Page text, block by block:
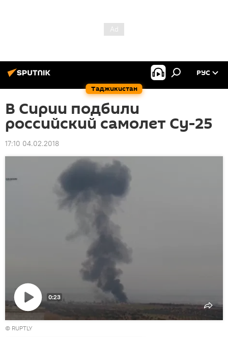
Таджикистан
РУС
В Сирии подбили
российский самолет Су-25
17:10 04.02.2018
Воспроизвести
видео
0:23
© RUPTLY